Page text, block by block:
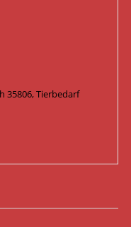
35806, Tierbedarf